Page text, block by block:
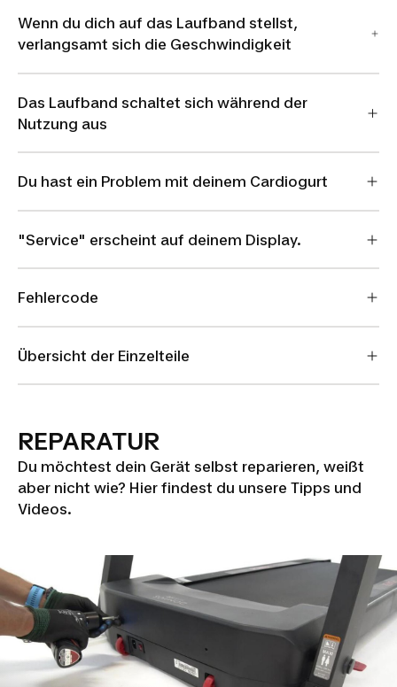
Wenn du dich auf das Laufband stellst,
verlangsamt sich die Geschwindigkeit
Das Laufband schaltet sich während der
Nutzung aus
Du hast ein Problem mit deinem Cardiogurt
"Service" erscheint auf deinem Display.
Fehlercode
Übersicht der Einzelteile
REPARATUR
Du möchtest dein Gerät selbst reparieren, weißt
aber nicht wie? Hier findest du unsere Tipps und
Videos.